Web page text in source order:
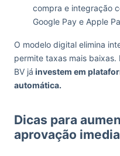
compra e integração
Google Pay e Apple
O modelo digital elimina
permite taxas mais baixas.
BV já investem em
automática.
Dicas para
aprovação